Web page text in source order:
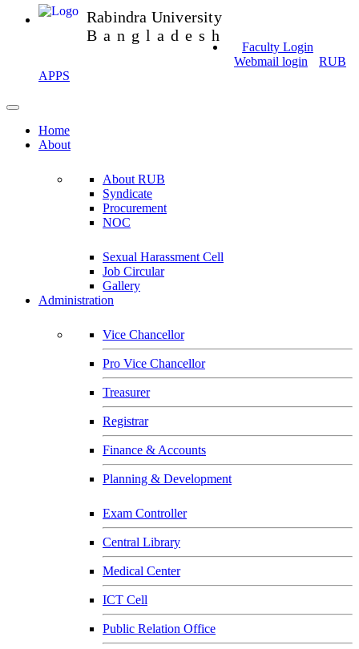
Rabindra University
Bangladesh
Faculty Login
Webmail login
RUB
APPS
Home
About
About RUB
Syndicate
Procurement
NOC
Sexual Harassment Cell
Job Circular
Gallery
Administration
Vice Chancellor
Pro Vice Chancellor
Treasurer
Registrar
Finance & Accounts
Planning & Development
Exam Controller
Central Library
Medical Center
ICT Cell
Public Relation Office